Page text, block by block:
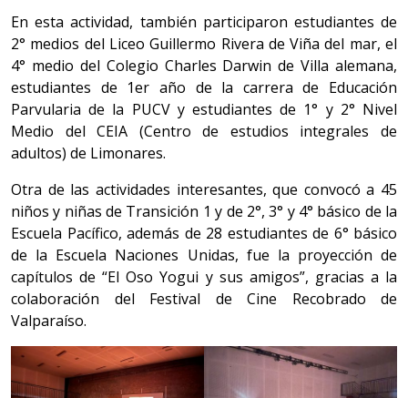
En esta actividad, también participaron estudiantes de
2° medios del Liceo Guillermo Rivera de Viña del mar, el
4° medio del Colegio Charles Darwin de Villa alemana,
estudiantes de 1er año de la carrera de Educación
Parvularia de la PUCV y estudiantes de 1° y 2° Nivel
Medio del CEIA (Centro de estudios integrales de
adultos) de Limonares.
Otra de las actividades interesantes, que convocó a 45
niños y niñas de Transición 1 y de 2°, 3° y 4° básico de la
Escuela Pacífico, además de 28 estudiantes de 6° básico
de la Escuela Naciones Unidas, fue la proyección de
capítulos de “El Oso Yogui y sus amigos”, gracias a la
colaboración del Festival de Cine Recobrado de
Valparaíso.